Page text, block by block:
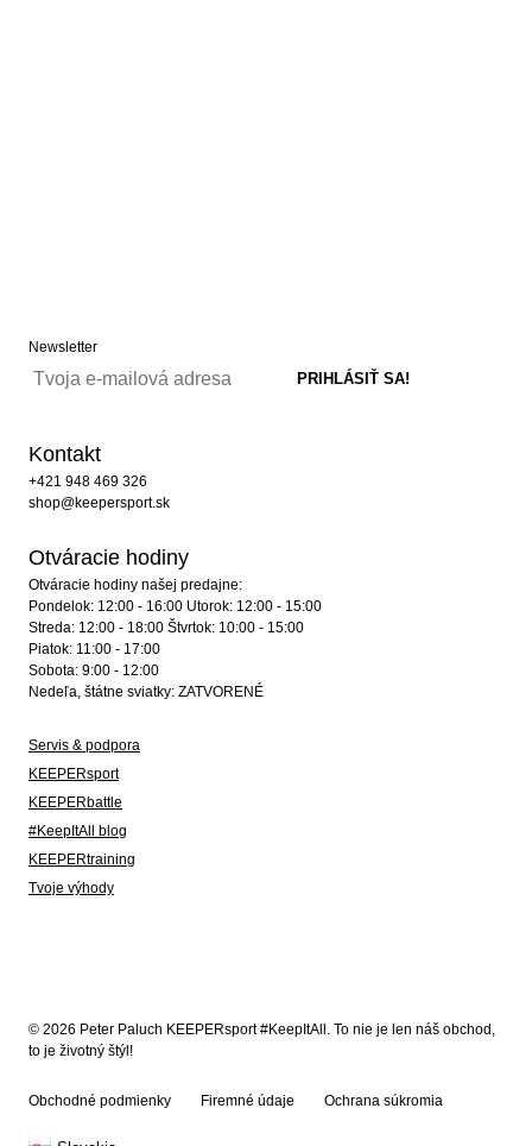
Newsletter
Kontakt
+421 948 469 326
shop@keepersport.sk
Otváracie hodiny
Otváracie hodiny našej predajne:
Pondelok: 12:00 - 16:00 Utorok: 12:00 - 15:00
Streda: 12:00 - 18:00 Štvrtok: 10:00 - 15:00
Piatok: 11:00 - 17:00
Sobota: 9:00 - 12:00
Nedeľa, štátne sviatky: ZATVORENÉ
Servis & podpora
KEEPERsport
KEEPERbattle
#KeepItAll blog
KEEPERtraining
Tvoje výhody
© 2026 Peter Paluch KEEPERsport #KeepItAll. To nie je len náš obchod,
to je životný štýl!
Obchodné podmienky Firemné údaje Ochrana súkromia